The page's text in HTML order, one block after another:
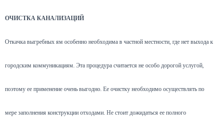
ОЧИСТКА КАНАЛИЗАЦИЙ
Откачка выгребных ям особенно необходима в частной местности, где нет выхода к
городским коммуникациям. Эта процедура считается не особо дорогой услугой,
поэтому ее применение очень выгодно. Ее очистку необходимо осуществлять по
мере заполнения конструкции отходами. Не стоит дожидаться ее полного